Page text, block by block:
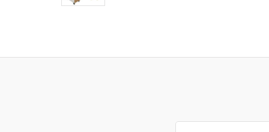
Search for: